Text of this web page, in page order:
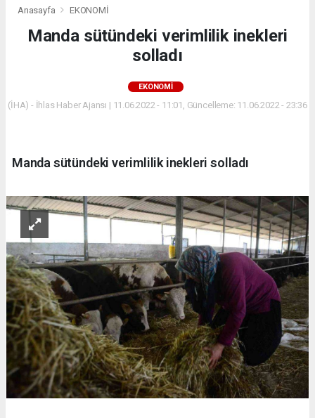
Anasayfa EKONOMİ
Manda sütündeki verimlilik inekleri
solladı
EKONOMİ
(İHA) - İhlas Haber Ajansı | 11.06.2022 - 11:01, Güncelleme: 11.06.2022 - 23:36
Manda sütündeki verimlilik inekleri solladı